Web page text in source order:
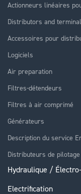
Actionneurs linéaires
Distributors and
Accessoires pour
Logiciels
Air preparation
Filtres-détendeurs
Filtres à air comprimé
Générateurs
Description du service
Distributeurs de pilotage
Hydraulique /
Electrification